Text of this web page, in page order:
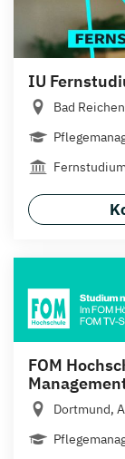
IU
Bad
Fernstudium
FOM
Dortmund,